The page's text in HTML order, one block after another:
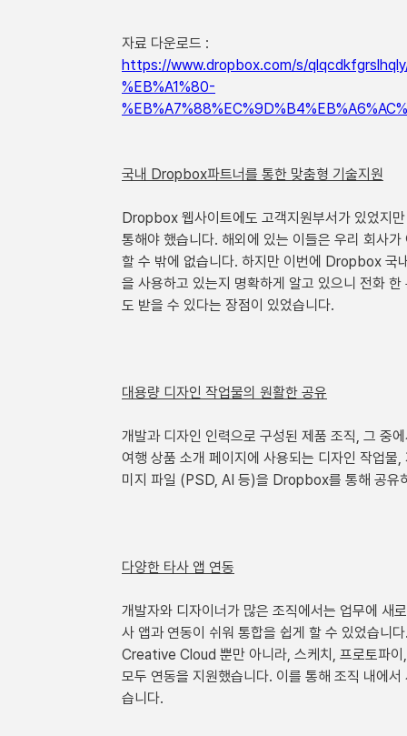
자료 다운로드 :
https://www.dropbox.com/s/
%EB%A1%80-
국내 Dropbox파트너를 통한 맞춤형 기술지원
Dropbox 웹사이트에도 고객지원부서가 있었지
통해야 했습니다. 해외에 있는 이들은 우리 회사
할 수 밖에 없습니다. 하지만 이번에 Dropbox 국
을 사용하고 있는지 명확하게 알고 있으니 전화
도 받을 수 있다는 장점이 있었습니다.
대용량 디자인 작업물의 원활한 공유
개발과 디자인 인력으로 구성된 제품 조직, 그 중
여행 상품 소개 페이지에 사용되는 디자인 작업
미지 파일 (PSD, AI 등)을 Dropbox를 통해 공유
다양한 타사 앱 연동
개발자와 디자이너가 많은 조직에서는 업무에
사 앱과 연동이 쉬워 통합을 쉽게 할 수 있었습니
Creative Cloud 뿐만 아니라, 스케치, 프로토파
모두 연동을 지원했습니다. 이를 통해 조직 내에
습니다.